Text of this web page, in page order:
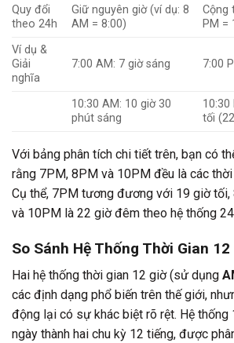
Quy đổi
theo 24h
Giữ nguyên giờ (ví dụ: 8
AM = 8:00)
Cộng
PM =
Ví dụ &
Giải
nghĩa
7:00 AM: 7 giờ sáng 7:00
10:30 AM: 10 giờ 30
phút sáng
10:30
tối
Với bảng phân tích chi tiết trên, bạn có
rằng 7PM, 8PM và 10PM đều là các
Cụ thể, 7PM tương đương với 19 giờ
và 10PM là 22 giờ đêm theo hệ thống
So Sánh Hệ Thống Thời Gian
Hai hệ thống thời gian 12 giờ (sử dụng
các định dạng phổ biến trên thế giới,
động lại có sự khác biệt rõ rệt. Hệ thống
ngày thành hai chu kỳ 12 tiếng, được